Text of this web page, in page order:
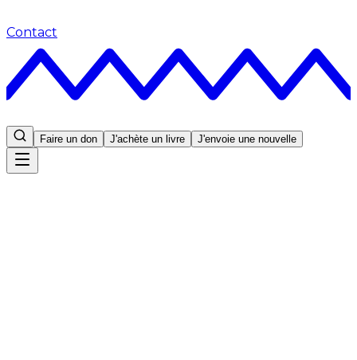
Contact
Faire un don J'achète un livre J'envoie une nouvelle